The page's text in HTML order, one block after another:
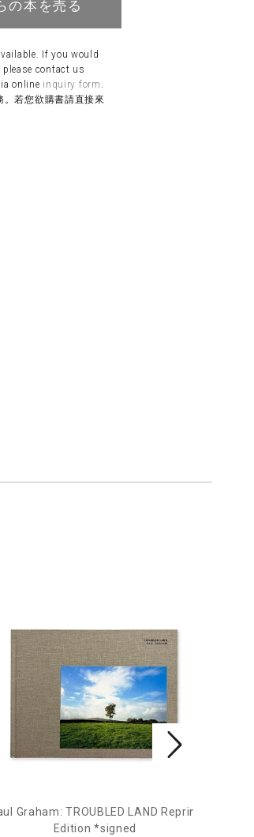
の本を売る
If you would
please contact us
online inquiry form .
。若您欲購書請直接來
Graham: TROUBLED LAND Reprint
Edition *signed